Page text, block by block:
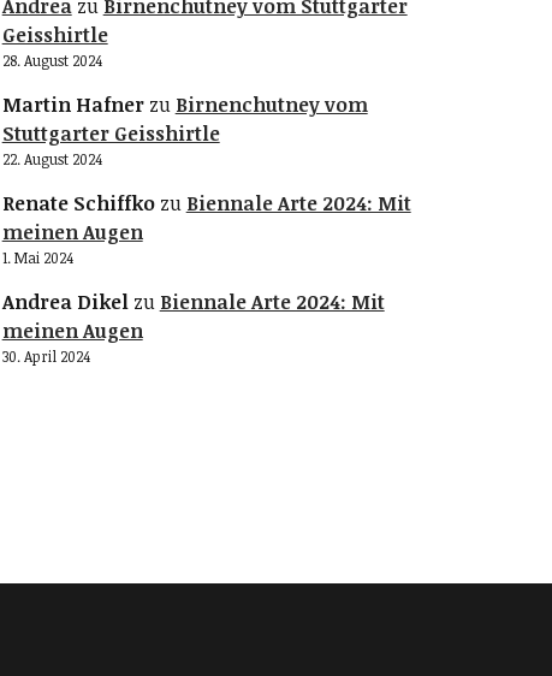
Andreazu Birnenchutney vom Stuttgarter
Geisshirtle
28. August 2024
Martin Hafnerzu Birnenchutney vom
Stuttgarter Geisshirtle
22. August 2024
Renate Schiffkozu Biennale Arte 2024: Mit
meinen Augen
1. Mai 2024
Andrea Dikelzu Biennale Arte 2024: Mit
meinen Augen
30. April 2024